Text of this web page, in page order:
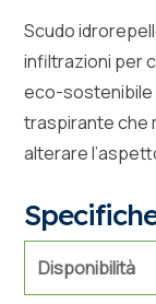
Scudo
infiltrazioni per
eco-sostenibile
traspirante che
alterare
Disponibilità